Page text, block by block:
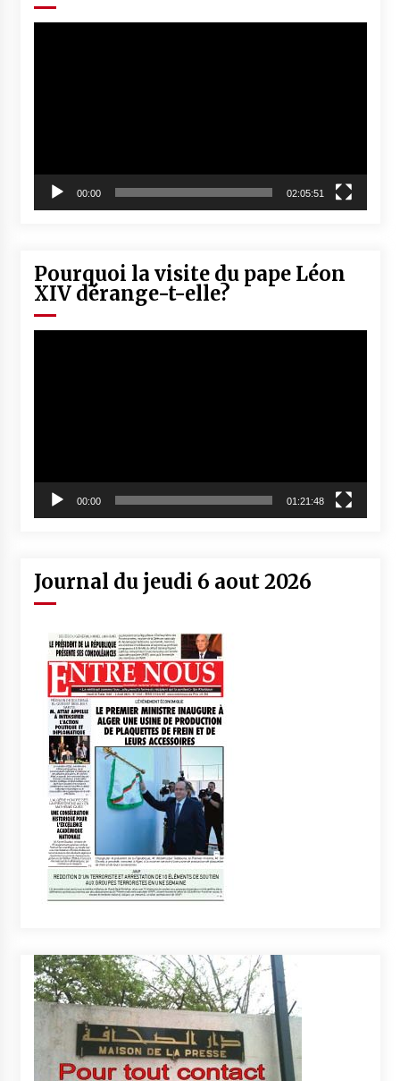
00:00 02:05:51
Pourquoi la visite du pape Léon
XIV dérange-t-elle?
00:00 01:21:48
Journal du jeudi 6 aout 2026